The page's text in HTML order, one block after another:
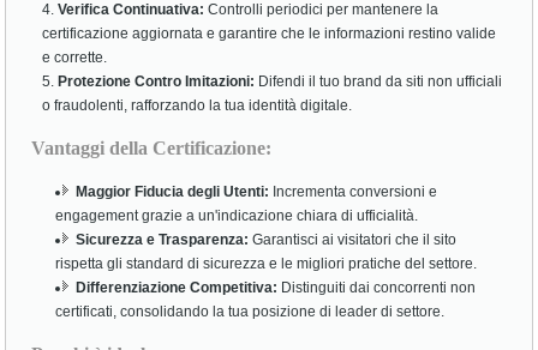
Verifica Continuativa: Controlli periodici per mantenere la
certificazione aggiornata e garantire che le informazioni restino valide
e corrette.
Protezione Contro Imitazioni: Difendi il tuo brand da siti non ufficiali
o fraudolenti, rafforzando la tua identità digitale.
Vantaggi della Certificazione:
Maggior Fiducia degli Utenti: Incrementa conversioni e
engagement grazie a un'indicazione chiara di ufficialità.
Sicurezza e Trasparenza: Garantisci ai visitatori che il sito
rispetta gli standard di sicurezza e le migliori pratiche del settore.
Differenziazione Competitiva: Distinguiti dai concorrenti non
certificati, consolidando la tua posizione di leader di settore.